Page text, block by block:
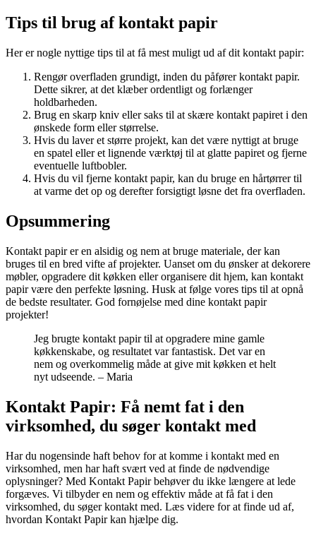
Tips til brug af kontakt papir
Her er nogle nyttige tips til at få mest muligt ud af dit kontakt papir:
Rengør overfladen grundigt, inden du påfører kontakt papir.
Dette sikrer, at det klæber ordentligt og forlænger
holdbarheden.
Brug en skarp kniv eller saks til at skære kontakt papiret i den
ønskede form eller størrelse.
Hvis du laver et større projekt, kan det være nyttigt at bruge
en spatel eller et lignende værktøj til at glatte papiret og fjerne
eventuelle luftbobler.
Hvis du vil fjerne kontakt papir, kan du bruge en hårtørrer til
at varme det op og derefter forsigtigt løsne det fra overfladen.
Opsummering
Kontakt papir er en alsidig og nem at bruge materiale, der kan
bruges til en bred vifte af projekter. Uanset om du ønsker at dekorere
møbler, opgradere dit køkken eller organisere dit hjem, kan kontakt
papir være den perfekte løsning. Husk at følge vores tips til at opnå
de bedste resultater. God fornøjelse med dine kontakt papir
projekter!
Jeg brugte kontakt papir til at opgradere mine gamle
køkkenskabe, og resultatet var fantastisk. Det var en
nem og overkommelig måde at give mit køkken et helt
nyt udseende. – Maria
Kontakt Papir: Få nemt fat i den
virksomhed, du søger kontakt med
Har du nogensinde haft behov for at komme i kontakt med en
virksomhed, men har haft svært ved at finde de nødvendige
oplysninger? Med Kontakt Papir behøver du ikke længere at lede
forgæves. Vi tilbyder en nem og effektiv måde at få fat i den
virksomhed, du søger kontakt med. Læs videre for at finde ud af,
hvordan Kontakt Papir kan hjælpe dig.